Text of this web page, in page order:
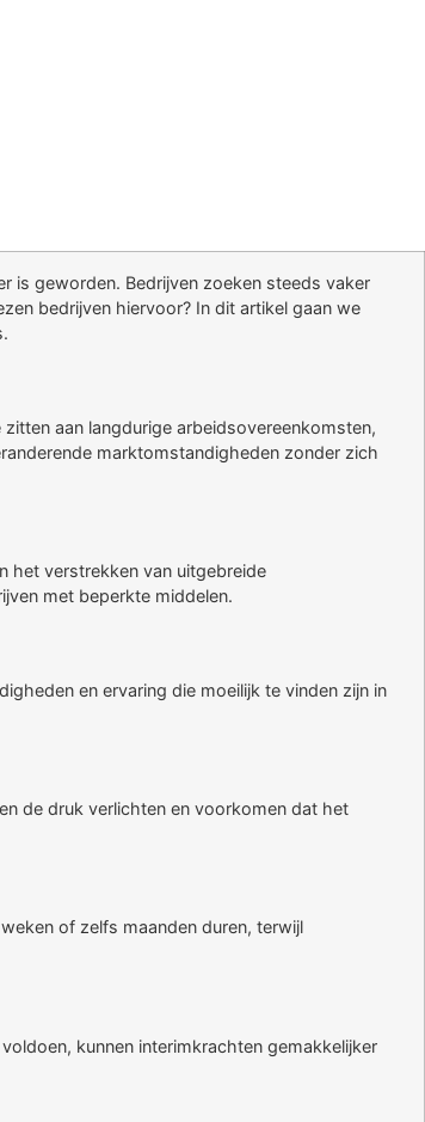
is geworden. Bedrijven zoeken steeds vaker
bedrijven hiervoor? In dit artikel gaan we
aan langdurige arbeidsovereenkomsten,
marktomstandigheden zonder zich
het verstrekken van uitgebreide
met beperkte middelen.
en ervaring die moeilijk te vinden zijn in
de druk verlichten en voorkomen dat het
of zelfs maanden duren, terwijl
kunnen interimkrachten gemakkelijker